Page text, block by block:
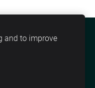
and to improve